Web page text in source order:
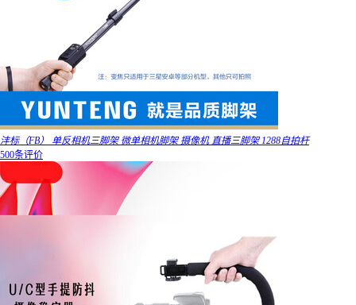
沣标（FB） 单反相机三脚架 微单相机脚架 摄像机 直播三脚架 1288自拍杆
500条评价